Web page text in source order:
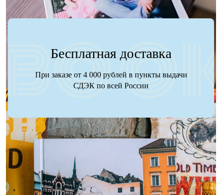
Бесплатная доставка
При заказе от 4 000 рублей в пункты выдачи
СДЭК по всей России
Наше портфолио